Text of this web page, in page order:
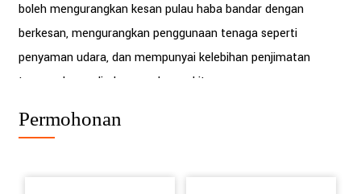
boleh mengurangkan kesan pulau haba bandar dengan
berkesan, mengurangkan penggunaan tenaga seperti
penyaman udara, dan mempunyai kelebihan penjimatan
tenaga dan perlindungan alam sekitar.
Permohonan